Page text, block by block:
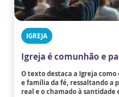
IGREJA
Igreja é comunhão e
O texto destaca a Igreja
e família da fé, ressaltando a
real e o chamado à santidade